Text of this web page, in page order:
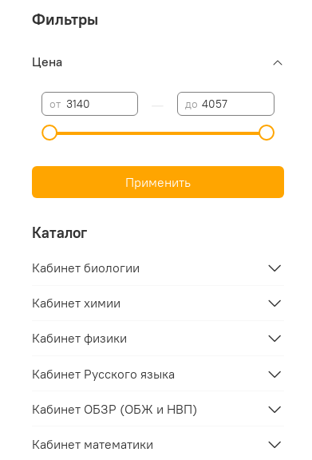
Фильтры
Цена
от до
Применить
Каталог
Кабинет биологии
Кабинет химии
Кабинет физики
Кабинет Русского языка
Кабинет ОБЗР (ОБЖ и НВП)
Кабинет математики